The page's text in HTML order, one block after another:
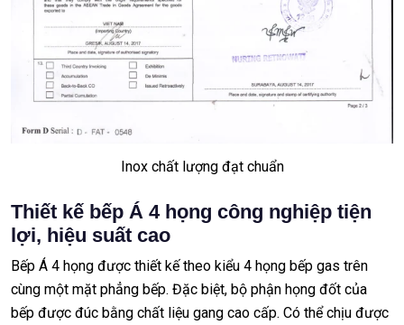
Inox chất lượng đạt chuẩn
Thiết kế bếp Á 4 họng công nghiệp tiện
lợi, hiệu suất cao
Bếp Á 4 họng được thiết kế theo kiểu 4 họng bếp gas trên
cùng một mặt phẳng bếp. Đặc biệt, bộ phận họng đốt của
bếp được đúc bằng chất liệu gang cao cấp. Có thể chịu được